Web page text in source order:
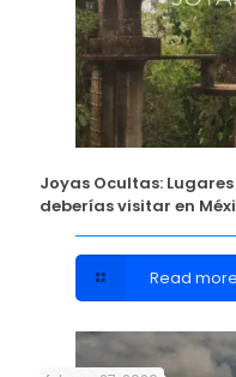
Joyas Ocultas:
deberías visitar en
Read more